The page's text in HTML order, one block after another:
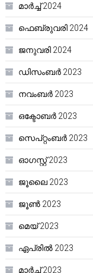
മാർച്ച്‌ 2024
ഫെബ്രുവരി 2024
ജനുവരി 2024
ഡിസംബർ 2023
നവംബർ 2023
ഒക്ടോബർ 2023
സെപ്റ്റംബർ 2023
ഓഗസ്റ്റ്‌ 2023
ജൂലൈ 2023
ജൂൺ 2023
മെയ്‌ 2023
ഏപ്രിൽ 2023
മാർച്ച്‌ 2023